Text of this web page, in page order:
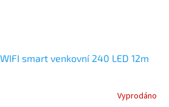
smart venkovní 240 LED 12m
Vyprodáno